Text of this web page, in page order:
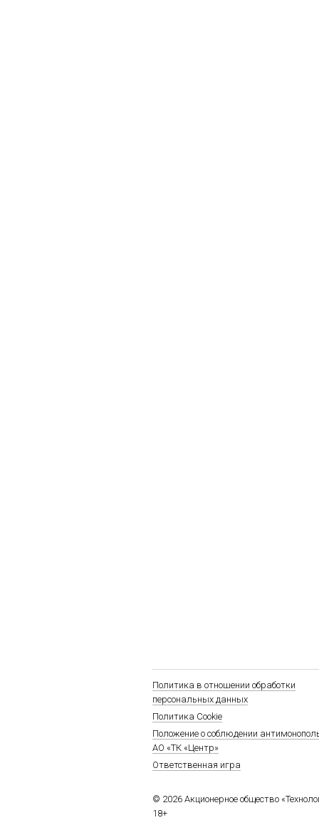
Политика в отношении обработки
персональных данных
Политика Cookie
Положение о соблюдении
АО «ТК «Центр»
Ответственная игра
© 2026 Акционерное общество
18+